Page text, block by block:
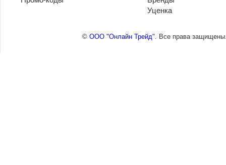
Уценка
© ООО "Онлайн Трейд". Все права